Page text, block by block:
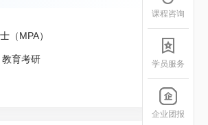
（MPA）
教育考研
课程咨询
学员服务
企业团报